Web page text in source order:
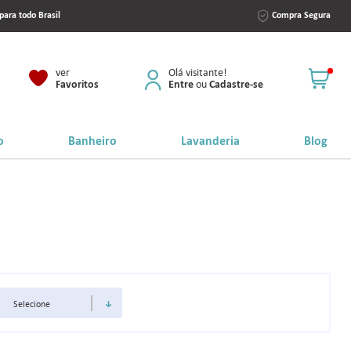
todo Brasil Compra Segura
ver
Favoritos
Olá visitante!
EntreouCadastre-se
Banheiro Lavanderia Blog